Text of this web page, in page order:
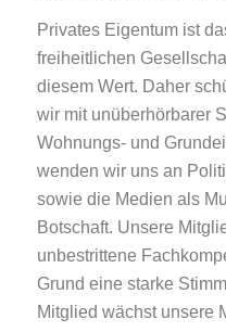
Privates Eigentum ist
freiheitlichen
diesem Wert. Daher
wir mit unüberhörbarer
Wohnungs- und
wenden wir uns an
sowie die Medien als
Botschaft. Unsere
unbestrittene
Grund eine starke
Mitglied wächst unsere